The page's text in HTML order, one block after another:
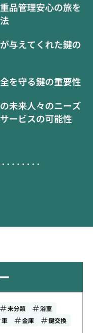
品管理安心の旅を
与えてくれた鍵の
を守る鍵の重要性
未来人々のニーズ
ービスの可能性
未分類
浴室
車 金庫 鍵交換